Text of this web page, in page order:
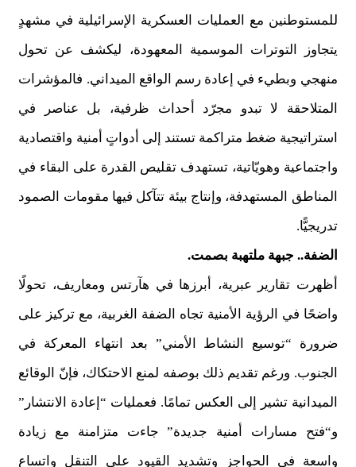
للمستوطنين مع العمليات العسكرية الإسرائيلية في مشهدٍ
يتجاوز التوترات الموسمية المعهودة، ليكشف عن تحول
منهجي وبطيء في إعادة رسم الواقع الميداني. فالمؤشرات
المتلاحقة لا تبدو مجرّد أحداث ظرفية، بل عناصر في
استراتيجية ضغط متراكمة تستند إلى أدواتٍ أمنية واقتصادية
واجتماعية وهويّاتية، تستهدف تقليص القدرة على البقاء في
المناطق المستهدفة، وإنتاج بيئة تتآكل فيها مقومات الصمود
تدريجيًّا.
الضفة.. جبهة ملتهبة بصمت.
أظهرت تقارير عبرية، أبرزها في هآرتس ومعاريف، تحولًا
واضحًا في الرؤية الأمنية تجاه الضفة الغربية، مع تركيز على
ضرورة “توسيع النشاط الأمني” بعد انتهاء المعركة في
الجنوب. ورغم تقديم ذلك بوصفه لمنع الاحتكاك، فإنّ الوقائع
الميدانية تشير إلى العكس تمامًا. فعمليات “إعادة الانتشار”
و“فتح مسارات أمنية جديدة” جاءت متزامنة مع زيادة
واسعة في الحواجز وتشديد القيود على التنقل واتساع